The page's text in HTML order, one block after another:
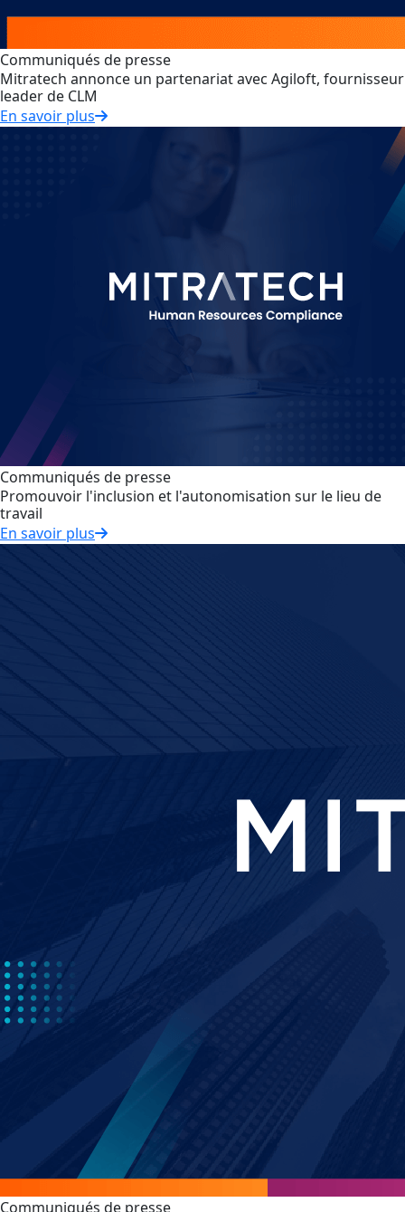
Communiqués de presse
Mitratech annonce un partenariat avec Agiloft, fournisseur
leader de CLM
En savoir plus
Communiqués de presse
Promouvoir l'inclusion et l'autonomisation sur le lieu de
travail
En savoir plus
Communiqués de presse